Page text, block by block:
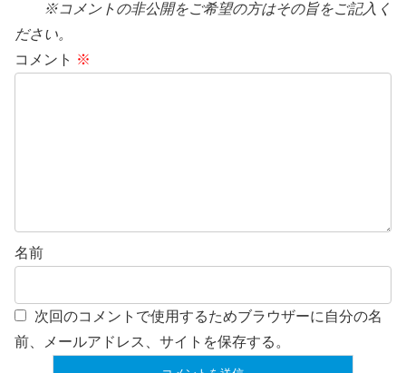
※コメントの非公開をご希望の方はその旨をご記入く
ださい。
コメント ※
名前
次回のコメントで使用するためブラウザーに自分の名
前、メールアドレス、サイトを保存する。